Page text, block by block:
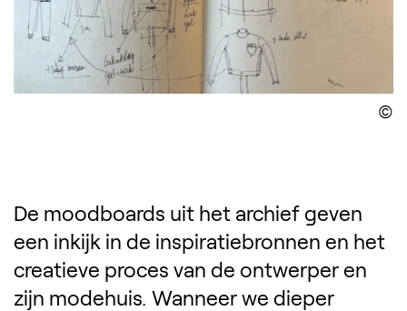
De moodboards uit het archief geven
een inkijk in de inspiratiebronnen en het
creatieve proces van de ontwerper en
zijn modehuis. Wanneer we dieper